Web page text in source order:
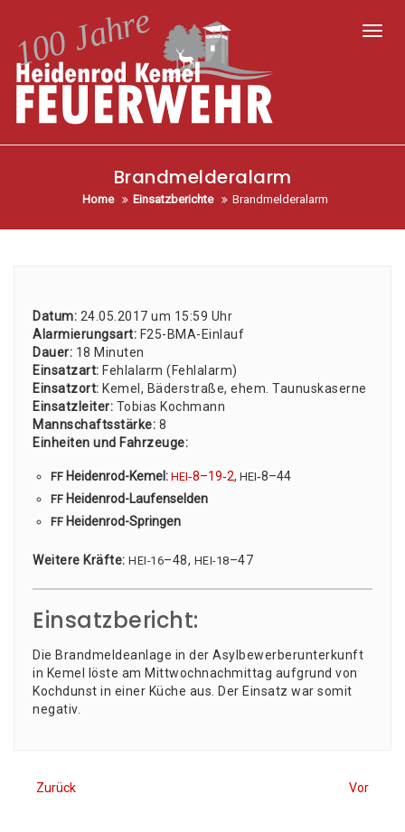
Brandmelderalarm
Home Einsatzberichte Brandmelderalarm
Datum: 24.05.2017 um 15:59 Uhr
Alar­mie­rungs­art: F25-BMA-Ein­lauf
Dau­er: 18 Minu­ten
Ein­satz­art: Fehl­alarm (Fehl­alarm)
Ein­satz­ort: Kemel, Bäder­stra­ße, ehem. Tau­nus­ka­ser­ne
Ein­satz­lei­ter: Tobi­as Koch­mann
Mann­schafts­stär­ke: 8
Ein­hei­ten und Fahr­zeu­ge:
FF Hei­den­rod-Kemel: HEI‑8–19‑2, HEI‑8–44
FF Hei­den­rod-Lau­fen­sel­den
FF Hei­den­rod-Sprin­gen
Wei­te­re Kräf­te: HEI-16–48, HEI-18–47
Einsatzbericht:
Die Brand­mel­de­an­la­ge in der Asyl­be­wer­ber­un­ter­kunft
in Kemel lös­te am Mitt­woch­nach­mit­tag auf­grund von
Koch­dunst in einer Küche aus. Der Ein­satz war somit
negativ.
Zurück Vor